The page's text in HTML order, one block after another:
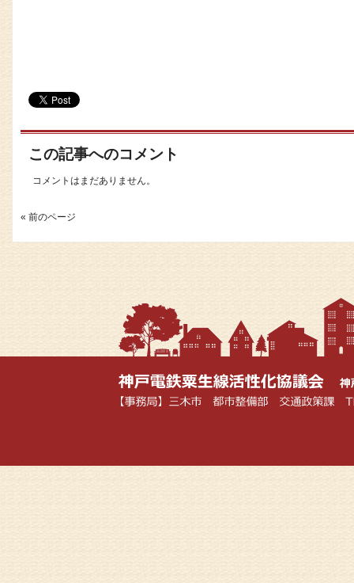
この記事へのコメント
コメントはまだありません。
« 前のページ